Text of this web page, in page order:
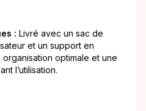
: Livré avec un sac de
et un support en
optimale et une
l’utilisation.